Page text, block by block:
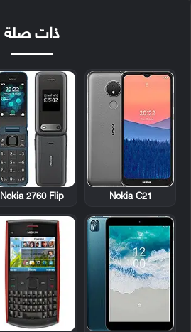
ذات صلة
Nokia C21
Nokia 2760 Flip